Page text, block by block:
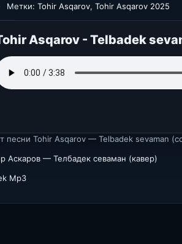
Метки: Tohir Asqarov, Tohir Asqarov 2025
Asqarov - Telbadek
песни Tohir Asqarov — Telbadek sevaman
Аскаров — Телбадек севаман (кавер)
Mp3